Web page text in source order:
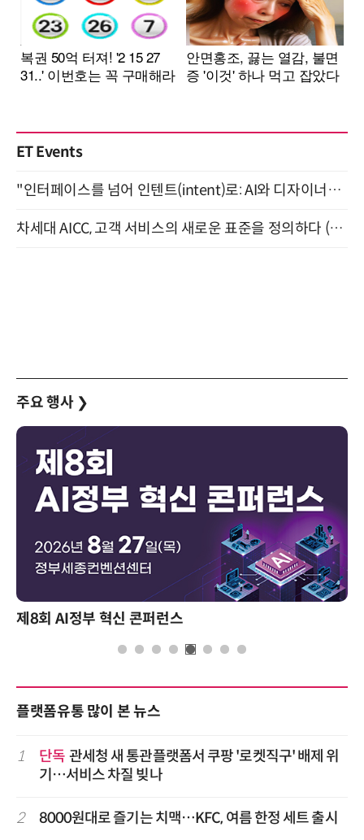
ET Events
"인터페이스를 넘어 인텐트(intent)로: AI와 디자이너가 함께 만드는 공존의 UX" 강남역 (9/2)
차세대 AICC, 고객 서비스의 새로운 표준을 정의하다 (9/9)
주요 행사 ❯
제8회 AI정부 혁신 콘퍼런스
플랫폼유통 많이 본 뉴스
1 단독 관세청 새 통관플랫폼서 쿠팡 '로켓직구' 배제 위
기…서비스 차질 빚나
2 8000원대로 즐기는 치맥…KFC, 여름 한정 세트 출시